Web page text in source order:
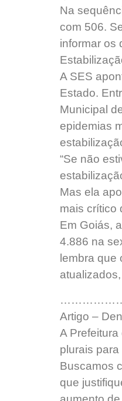
Na
com 506.
informar os
A SES
Estado.
Municipal
epidemias
“Se não
Mas ela
mais crítico
Em Goiás,
4.886 na
lembra
Artigo –
A
plurais
Buscamos
que